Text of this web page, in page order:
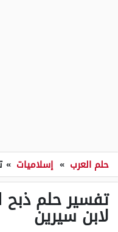
حلم العرب » إسلاميات »
تفسير حلم ذبح
لابن سيرين